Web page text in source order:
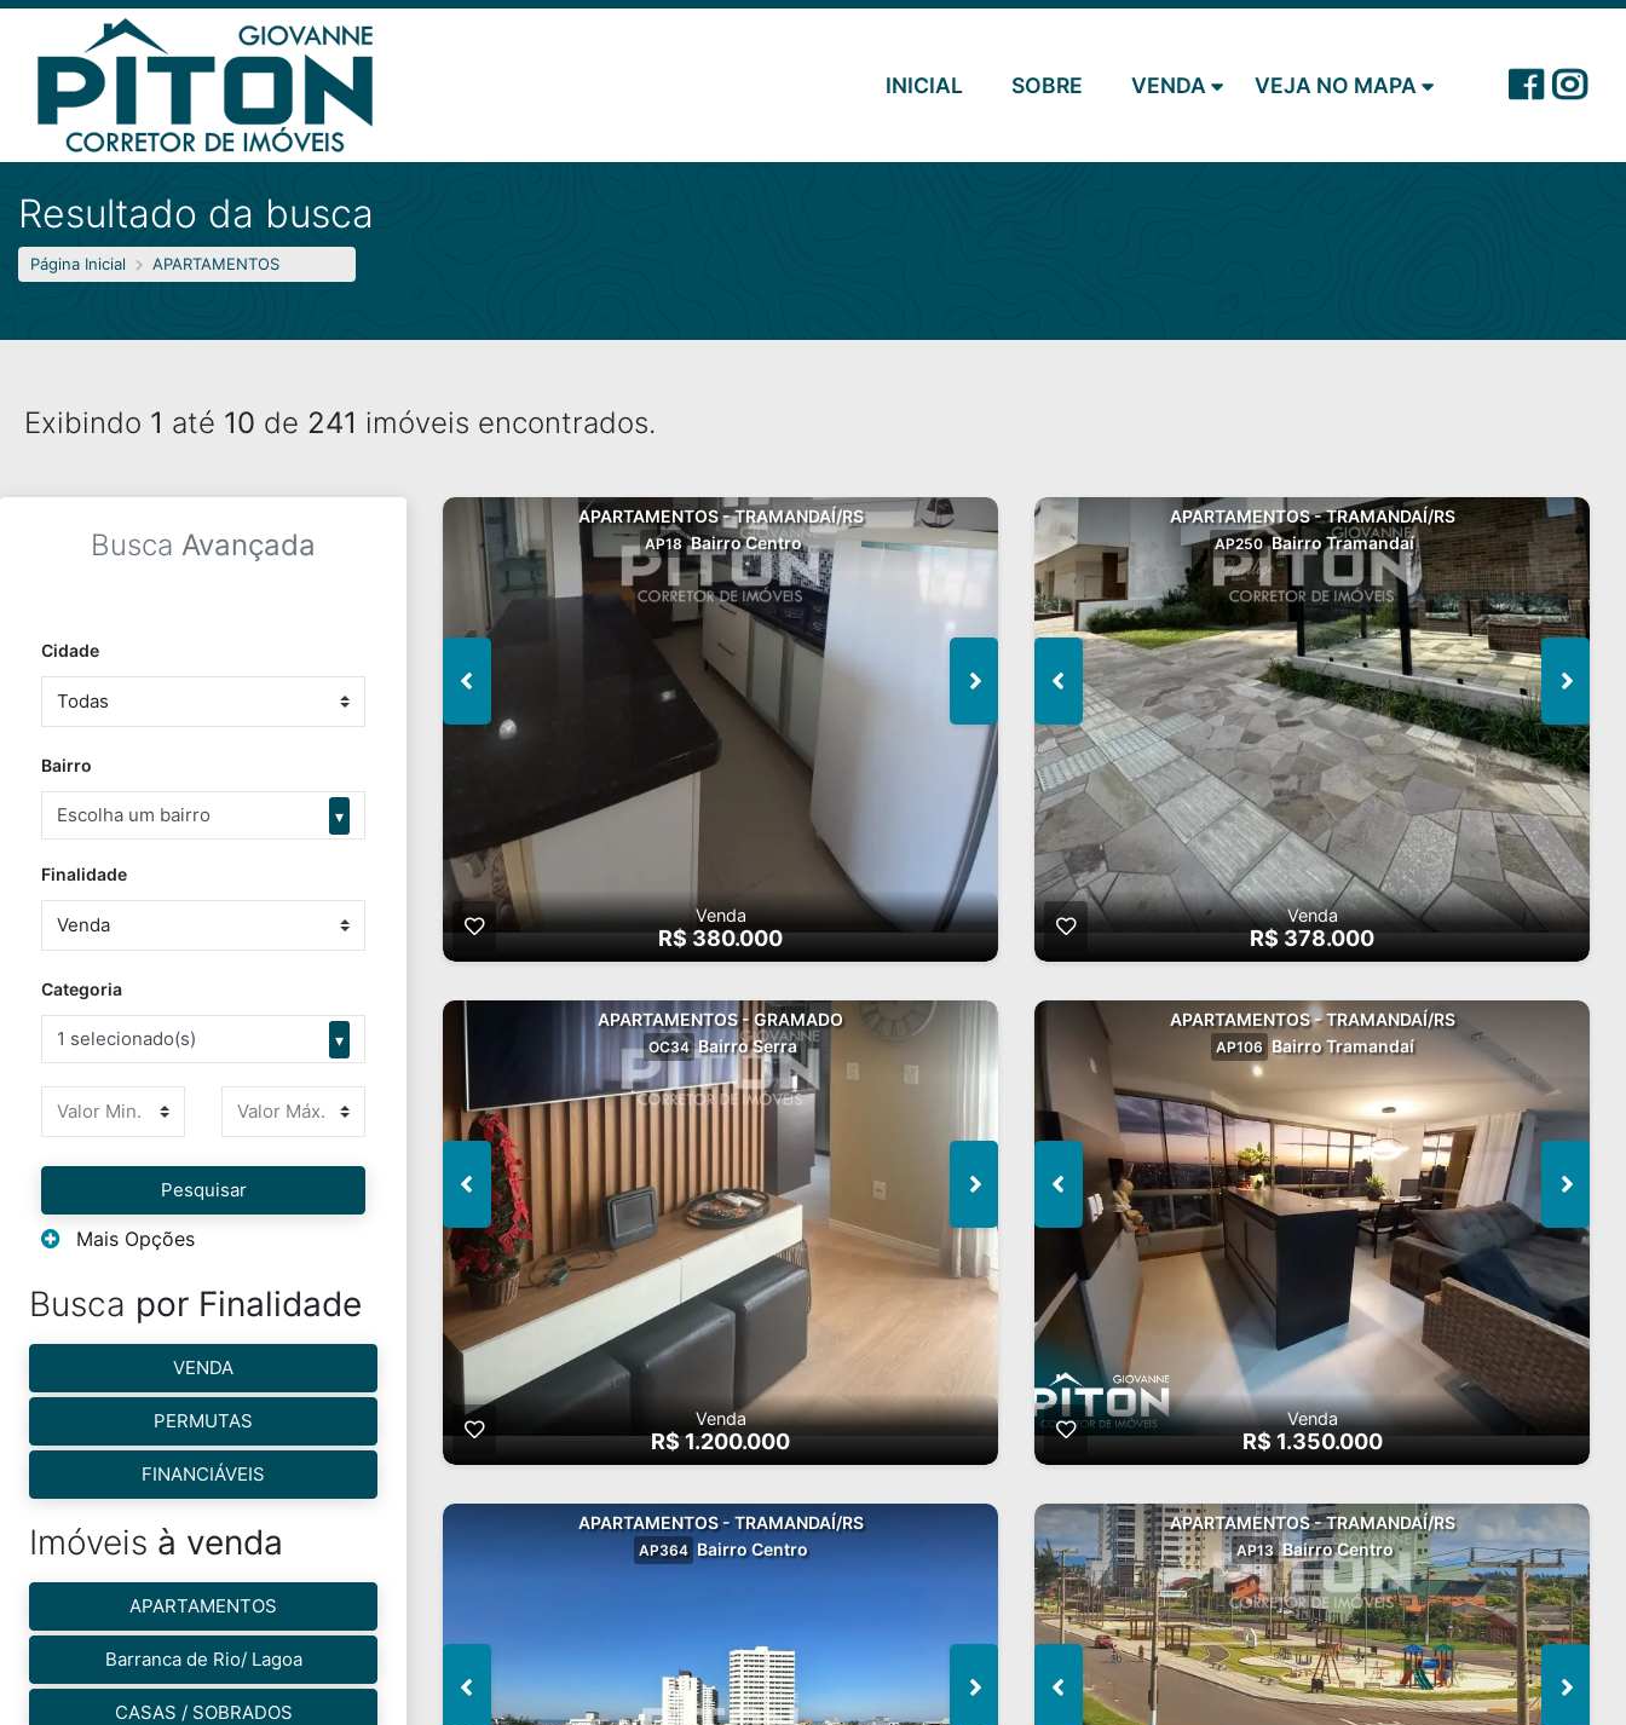
INICIAL SOBRE VENDA VEJA NO MAPA
Resultado da busca
Página Inicial APARTAMENTOS
Exibindo 1 até 10 de 241 imóveis encontrados.
Busca Avançada
Cidade
Bairro
Escolha um bairro ▾
Finalidade
Categoria
1 selecionado(s) ▾
Pesquisar
Mais Opções
Busca por Finalidade
VENDA
PERMUTAS
FINANCIÁVEIS
Imóveis à venda
APARTAMENTOS
Barranca de Rio/ Lagoa
CASAS / SOBRADOS
APARTAMENTOS - TRAMANDAÍ/RS
AP18 Bairro Centro
Venda
R$ 380.000
APARTAMENTOS - TRAMANDAÍ/RS
AP250 Bairro Tramandaí
Venda
R$ 378.000
APARTAMENTOS - GRAMADO
OC34 Bairro Serra
Venda
R$ 1.200.000
APARTAMENTOS - TRAMANDAÍ/RS
AP106 Bairro Tramandaí
Venda
R$ 1.350.000
APARTAMENTOS - TRAMANDAÍ/RS
AP364 Bairro Centro
APARTAMENTOS - TRAMANDAÍ/RS
AP13 Bairro Centro